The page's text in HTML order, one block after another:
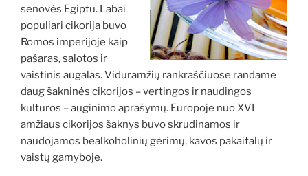
senovės Egiptu. Labai
populiari cikorija buvo
Romos imperijoje kaip
pašaras, salotos ir
vaistinis augalas. Viduramžių rankraščiuose randame
daug šakninės cikorijos – vertingos ir naudingos
kultūros – auginimo aprašymų. Europoje nuo XVI
amžiaus cikorijos šaknys buvo skrudinamos ir
naudojamos bealkoholinių gėrimų, kavos pakaitalų ir
vaistų gamyboje.